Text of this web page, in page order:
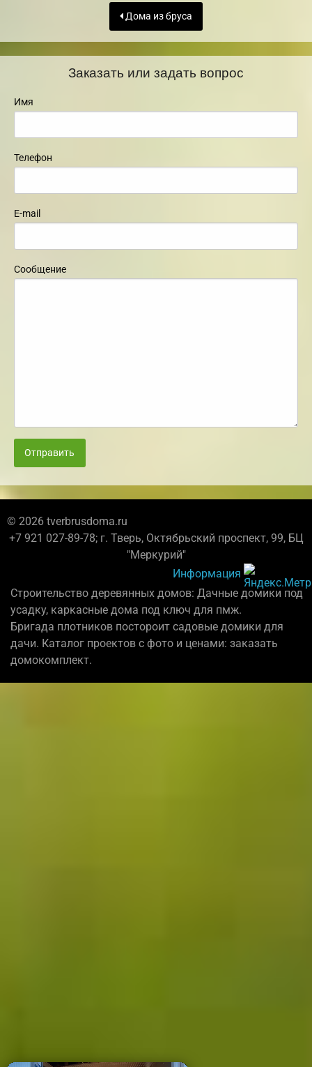
Дома из бруса
Заказать или задать вопрос
Имя
Телефон
E-mail
Сообщение
Отправить
© 2026 tverbrusdoma.ru
+7 921 027-89-78; г. Тверь, Октябрьский проспект, 99, БЦ
"Меркурий"
Информация
Строительство деревянных домов: Дачные домики под
усадку, каркасные дома под ключ для пмж.
Бригада плотников постороит садовые домики для
дачи. Каталог проектов с фото и ценами: заказать
домокомплект.